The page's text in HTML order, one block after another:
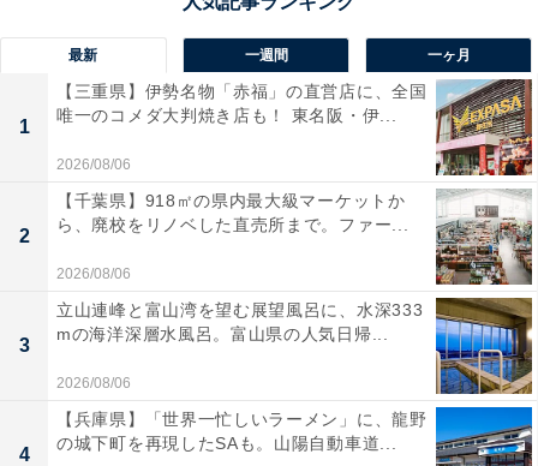
最新 一週間 一ヶ月
1
【三重県】伊勢名物「赤福」の直営店に、全国
唯一のコメダ大判焼き店も！ 東名阪・伊...
2026/08/06
2
【千葉県】918㎡の県内最大級マーケットか
ら、廃校をリノベした直売所まで。ファー...
2026/08/06
3
立山連峰と富山湾を望む展望風呂に、水深333
mの海洋深層水風呂。富山県の人気日帰...
2026/08/06
4
【兵庫県】「世界一忙しいラーメン」に、龍野
の城下町を再現したSAも。山陽自動車道...